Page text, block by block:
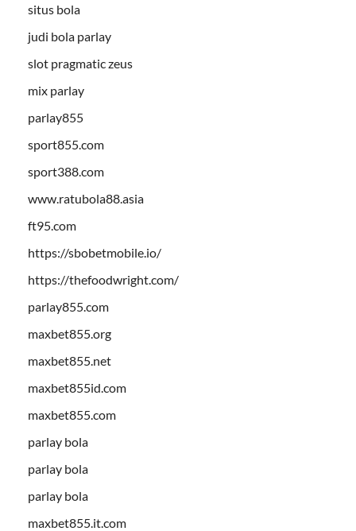
situs bola
judi bola parlay
slot pragmatic zeus
mix parlay
parlay855
sport855.com
sport388.com
www.ratubola88.asia
ft95.com
https://sbobetmobile.io/
https://thefoodwright.com/
parlay855.com
maxbet855.org
maxbet855.net
maxbet855id.com
maxbet855.com
parlay bola
parlay bola
parlay bola
maxbet855.it.com